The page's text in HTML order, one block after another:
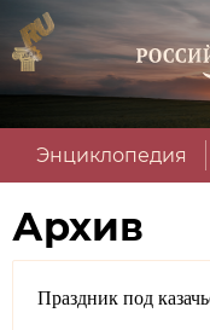
Энциклопедия
Архив
Праздник под